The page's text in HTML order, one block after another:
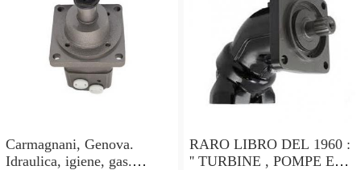
Carmagnani, Genova.
Idraulica, igiene, gas.
RARO LIBRO DEL 1960 :
'' TURBINE , POMPE ED